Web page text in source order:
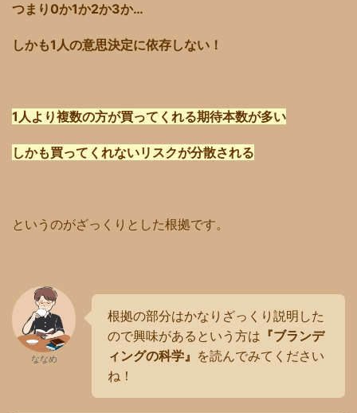
つまり0か1か2か3か…
しかも1人の意思決定に依存しない！
1人より複数の方が買ってくれる期待本数が多い
しかも買ってくれないリスクが分散される
というのがざっくりとした根拠です。
ななめ
根拠の部分はかなりざっくり説明した
ので興味があるという方は 『ブランデ
ィングの科学』 を読んでみてください
ね！